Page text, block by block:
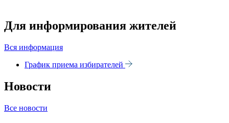
Для информирования жителей
Вся информация
График приема избирателей
Новости
Все новости